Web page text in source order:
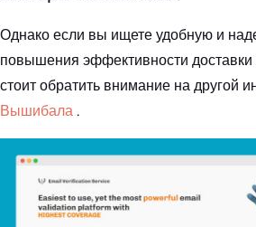
Однако если вы ищете удобную и
повышения эффективности доставки
стоит обратить внимание на другой
Вышибала .